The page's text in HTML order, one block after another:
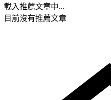
載入推薦文章中...
目前沒有推薦文章